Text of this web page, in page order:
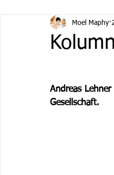
Moel Maphy
Andreas
Gesellschaft.